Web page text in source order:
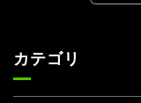
カテゴリ